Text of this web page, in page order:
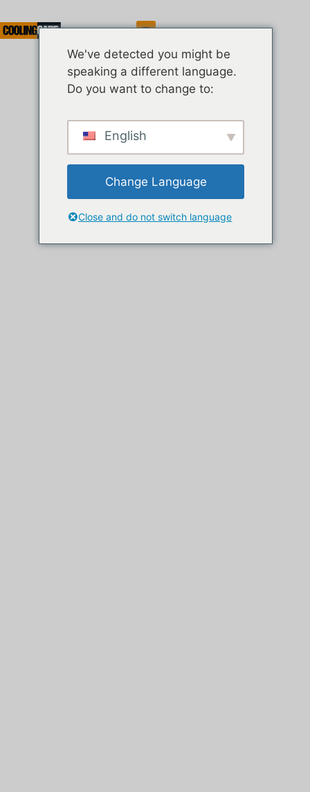
Услуга
We've detected you might be
speaking a different language.
Do you want to change to:
English
Change Language
Close and do not switch language